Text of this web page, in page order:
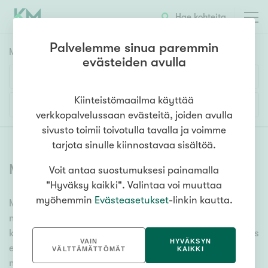
Hae kohteita
Myyntikohteet
1h 2h 3h 4h 5h+
Asuntotyyppi
Kerros-/luhtitalo
Rivitalo/paritalo
Omakoti-/erillistalo
Maa- tai metsätila
Lisää hakuehtoja
Myytävät asunnot Puumala (8)
Meiltä löydät myytävät asunnot Puumala, oli tarpeesi
mikä vain! Tuhansien kohteiden ja satojen
kiinteistönvälittäjien verkostomme auttaa sinua kenties
elämäsi tärkeimmässä päätöksessä. Katso alta kaikki
myytävät asunnot Puumala. Hyödynnä myös kätevää
Palvelemme sinua paremmin
evästeiden avulla
Kiinteistömaailma käyttää
verkkopalvelussaan evästeitä, joiden avulla
sivusto toimii toivotulla tavalla ja voimme
tarjota sinulle kiinnostavaa sisältöä.
Voit antaa suostumuksesi painamalla
"Hyväksy kaikki". Valintaa voi muuttaa
myöhemmin Evästeasetukset-linkin kautta.
VAIN
VÄLTTÄMÄTTÖMÄT
HYVÄKSYN
KAIKKI